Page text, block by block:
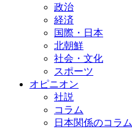
政治
経済
国際・日本
北朝鮮
社会・文化
スポーツ
オピニオン
社説
コラム
日本関係のコラム